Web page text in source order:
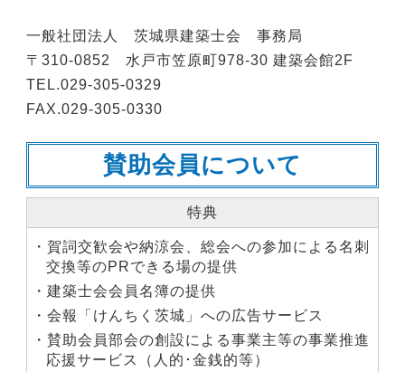
・建築法規勉強会･研修見学会･研修視察旅行･木工
教室、産業祭出展など
・雑学研修会、アスベスト勉強会、建築セミナ
ー、まちづくり事業、ワークショップなど
・全国大会参加の助成金
・弔意及び見舞金、表彰祝意など
一般社団法人 茨城県建築士会 事務局
〒310-0852 水戸市笠原町978-30 建築会館2F
TEL.029-305-0329
FAX.029-305-0330
賛助会員について
特典
・賀詞交歓会や納涼会、総会への参加による名刺
交換等のPRできる場の提供
・建築士会会員名簿の提供
・会報「けんちく茨城」への広告サービス
・賛助会員部会の創設による事業主等の事業推進
応援サービス（人的･金銭的等）